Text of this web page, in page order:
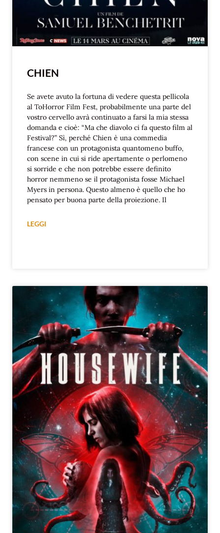
CHIEN
Se avete avuto la fortuna di vedere questa pellicola
al ToHorror Film Fest, probabilmente una parte del
vostro cervello avrà continuato a farsi la mia stessa
domanda e cioè: “Ma che diavolo ci fa questo film al
Festival?” Sì, perché Chien è una commedia
francese con un protagonista quantomeno buffo,
con scene in cui si ride apertamente o perlomeno
si sorride e che non potrebbe essere definito
horror nemmeno se il protagonista fosse Michael
Myers in persona. Questo almeno è quello che ho
pensato per buona parte della proiezione. Il
LEGGI